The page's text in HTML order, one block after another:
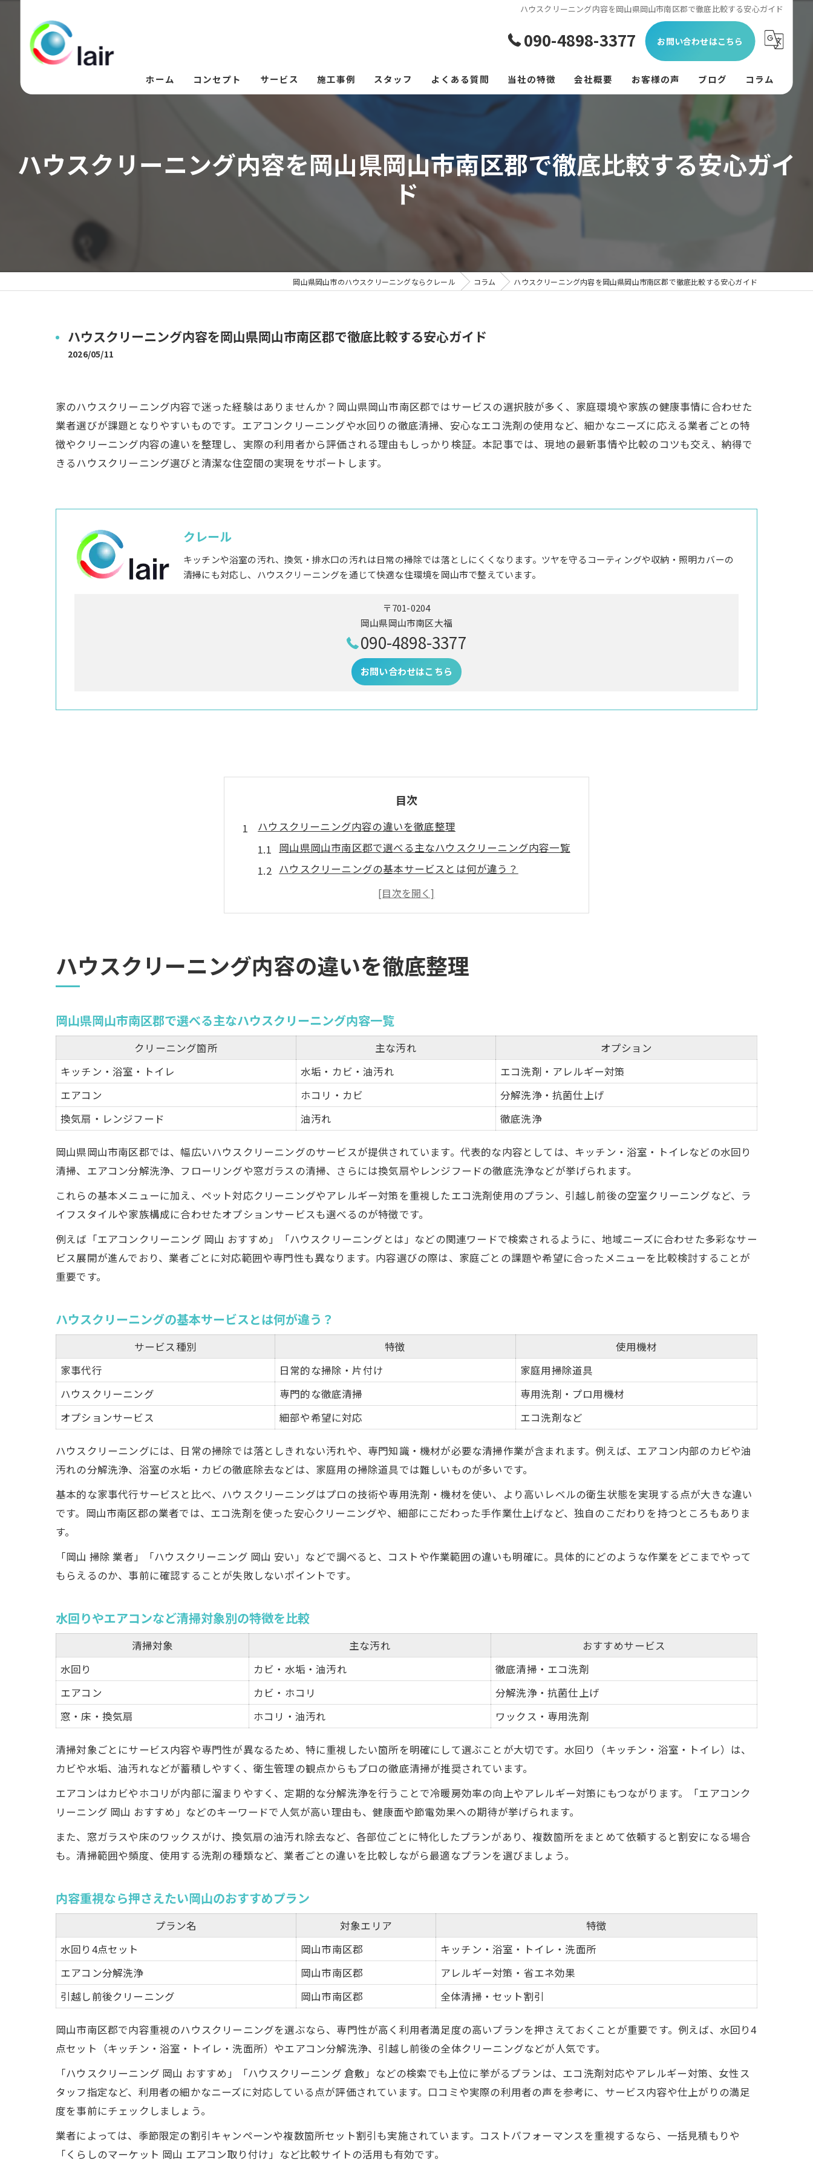
ハウスクリーニング内容を岡山県岡山市南区郡で徹底比較する安心ガイド
090-4898-3377 お問い合わせはこちら
ホーム コンセプト サービス 施工事例 スタッフ よくある質問 当社の特徴
フローリング
会社概要 お客様の声 ブログ コラム
ハウスクリーニング内容を岡山県岡山市南区郡で徹底比較する安心ガイ
ド
岡山県岡山市のハウスクリーニングならクレール コラム ハウスクリーニング内容を岡山県岡山市南区郡で徹底比較する安心ガイド
ハウスクリーニング内容を岡山県岡山市南区郡で徹底比較する安心ガイド
2026/05/11
家のハウスクリーニング内容で迷った経験はありませんか？岡山県岡山市南区郡ではサービスの選択肢が多く、家庭環境や家族の健康事情に合わせた
業者選びが課題となりやすいものです。エアコンクリーニングや水回りの徹底清掃、安心なエコ洗剤の使用など、細かなニーズに応える業者ごとの特
徴やクリーニング内容の違いを整理し、実際の利用者から評価される理由もしっかり検証。本記事では、現地の最新事情や比較のコツも交え、納得で
きるハウスクリーニング選びと清潔な住空間の実現をサポートします。
クレール
キッチンや浴室の汚れ、換気・排水口の汚れは日常の掃除では落としにくくなります。ツヤを守るコーティングや収納・照明カバーの
清掃にも対応し、ハウスクリーニングを通じて快適な住環境を岡山市で整えています。
〒701-0204
岡山県岡山市南区大福
090-4898-3377
お問い合わせはこちら
目次
ハウスクリーニング内容の違いを徹底整理
岡山県岡山市南区郡で選べる主なハウスクリーニング内容一覧
ハウスクリーニングの基本サービスとは何が違う？
水回りやエアコンなど清掃対象別の特徴を比較
内容重視なら押さえたい岡山のおすすめプラン
安心を支える岡山の清掃サービス選び
岡山エリアのハウスクリーニング安全対策一覧
女性スタッフが在籍する清掃サービスの魅力
家族の健康を守るハウスクリーニング選び方
即日対応が可能な岡山の業者特徴まとめ
エアコンクリーニングを重視した衛生対策
岡山で人気のエアコンクリーニング内容比較表
エアコン内部のカビ除去が健康に与える効果
エコ洗浄オプションのメリットを徹底解説
エアコンクリーニングなら岡山の業者が選ばれる理由
口コミで探る岡山の信頼できるハウスクリーニング
利用者が重視するハウスクリーニングの満足条件
口コミから見えるハウスクリーニングの傾向
家庭環境に合う清掃オプションの選び方
家族構成別おすすめハウスクリーニング内容表
アレルギー対策に有効な清掃オプションとは
ペットや小さな子供がいる家庭の清掃選び
水回り・フローリングの徹底清掃が必要な理由
ハウスクリーニングで叶える快適な住空間
快適な住空間を作るための清掃内容とは
定期清掃と単発依頼の違いとおすすめ活用法
ハウスクリーニング内容の違いを徹底整理
岡山県岡山市南区郡で選べる主なハウスクリーニング内容一覧
クリーニング箇所 主な汚れ
オプション
キッチン・浴室・トイレ
水垢・カビ・油汚れ
エコ洗剤・アレルギー対策
エアコン
ホコリ・カビ
分解洗浄・抗菌仕上げ
換気扇・レンジフード
油汚れ 徹底洗浄
岡山県岡山市南区郡では、幅広いハウスクリーニングのサービスが提供されています。代表的な内容としては、キッチン・浴室・トイレなどの水回り
清掃、エアコン分解洗浄、フローリングや窓ガラスの清掃、さらには換気扇やレンジフードの徹底洗浄などが挙げられます。
これらの基本メニューに加え、ペット対応クリーニングやアレルギー対策を重視したエコ洗剤使用のプラン、引越し前後の空室クリーニングなど、ラ
イフスタイルや家族構成に合わせたオプションサービスも選べるのが特徴です。
例えば「エアコンクリーニング 岡山 おすすめ」「ハウスクリーニングとは」などの関連ワードで検索されるように、地域ニーズに合わせた多彩なサー
ビス展開が進んでおり、業者ごとに対応範囲や専門性も異なります。内容選びの際は、家庭ごとの課題や希望に合ったメニューを比較検討することが
重要です。
ハウスクリーニングの基本サービスとは何が違う？
サービス種別 特徴
使用機材
家事代行
日常的な掃除・片付け
家庭用掃除道具
ハウスクリーニング
専門的な徹底清掃
専用洗剤・プロ用機材
オプションサービス
細部や希望に対応 エコ洗剤など
ハウスクリーニングには、日常の掃除では落としきれない汚れや、専門知識・機材が必要な清掃作業が含まれます。例えば、エアコン内部のカビや油
汚れの分解洗浄、浴室の水垢・カビの徹底除去などは、家庭用の掃除道具では難しいものが多いです。
基本的な家事代行サービスと比べ、ハウスクリーニングはプロの技術や専用洗剤・機材を使い、より高いレベルの衛生状態を実現する点が大きな違い
です。岡山市南区郡の業者では、エコ洗剤を使った安心クリーニングや、細部にこだわった手作業仕上げなど、独自のこだわりを持つところもありま
す。
「岡山 掃除 業者」「ハウスクリーニング 岡山 安い」などで調べると、コストや作業範囲の違いも明確に。具体的にどのような作業をどこまでやって
もらえるのか、事前に確認することが失敗しないポイントです。
水回りやエアコンなど清掃対象別の特徴を比較
清掃対象 主な汚れ
おすすめサービス
水回り
カビ・水垢・油汚れ
徹底清掃・エコ洗剤
エアコン
カビ・ホコリ
分解洗浄・抗菌仕上げ
窓・床・換気扇
ホコリ・油汚れ ワックス・専用洗剤
清掃対象ごとにサービス内容や専門性が異なるため、特に重視したい箇所を明確にして選ぶことが大切です。水回り（キッチン・浴室・トイレ）は、
カビや水垢、油汚れなどが蓄積しやすく、衛生管理の観点からもプロの徹底清掃が推奨されています。
エアコンはカビやホコリが内部に溜まりやすく、定期的な分解洗浄を行うことで冷暖房効率の向上やアレルギー対策にもつながります。「エアコンク
リーニング 岡山 おすすめ」などのキーワードで人気が高い理由も、健康面や節電効果への期待が挙げられます。
また、窓ガラスや床のワックスがけ、換気扇の油汚れ除去など、各部位ごとに特化したプランがあり、複数箇所をまとめて依頼すると割安になる場合
も。清掃範囲や頻度、使用する洗剤の種類など、業者ごとの違いを比較しながら最適なプランを選びましょう。
内容重視なら押さえたい岡山のおすすめプラン
プラン名 対象エリア
特徴
水回り4点セット
岡山市南区郡
キッチン・浴室・トイレ・洗面所
エアコン分解洗浄
岡山市南区郡
アレルギー対策・省エネ効果
引越し前後クリーニング
岡山市南区郡 全体清掃・セット割引
岡山市南区郡で内容重視のハウスクリーニングを選ぶなら、専門性が高く利用者満足度の高いプランを押さえておくことが重要です。例えば、水回り4
点セット（キッチン・浴室・トイレ・洗面所）やエアコン分解洗浄、引越し前後の全体クリーニングなどが人気です。
「ハウスクリーニング 岡山 おすすめ」「ハウスクリーニング 倉敷」などの検索でも上位に挙がるプランは、エコ洗剤対応やアレルギー対策、女性ス
タッフ指定など、利用者の細かなニーズに対応している点が評価されています。口コミや実際の利用者の声を参考に、サービス内容や仕上がりの満足
度を事前にチェックしましょう。
業者によっては、季節限定の割引キャンペーンや複数箇所セット割引も実施されています。コストパフォーマンスを重視するなら、一括見積もりや
「くらしのマーケット 岡山 エアコン取り付け」など比較サイトの活用も有効です。